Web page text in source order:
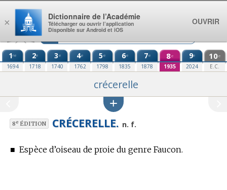
Aller au contenu
1re
1694
2e
1718
3e
1740
4e
1762
5e
1798
6e
1835
7e
1878
8e
1935
9e
2024
10e
E.C.
crécerelle
8eÉDITION CRÉCERELLE. n. f.
■ Espèce d’oiseau de proie du genre Faucon.
×
Dictionnaire de l’Académie
Télécharger ou ouvrir l’application
Disponible sur Android et iOS
OUVRIR